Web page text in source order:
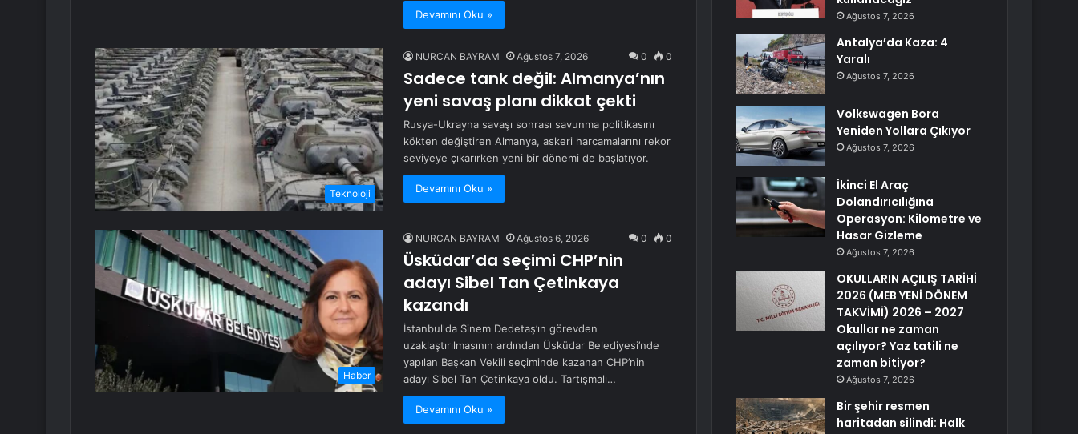
Devamını Oku »
Teknoloji
NURCAN BAYRAM Ağustos 7, 2026 0 0
Sadece tank değil: Almanya’nın
yeni savaş planı dikkat çekti
Rusya-Ukrayna savaşı sonrası savunma politikasını
kökten değiştiren Almanya, askeri harcamalarını rekor
seviyeye çıkarırken yeni bir dönemi de başlatıyor.
Devamını Oku »
Haber
NURCAN BAYRAM Ağustos 6, 2026 0 0
Üsküdar’da seçimi CHP’nin
adayı Sibel Tan Çetinkaya
kazandı
İstanbul'da Sinem Dedetaş’ın görevden
uzaklaştırılmasının ardından Üsküdar Belediyesi’nde
yapılan Başkan Vekili seçiminde kazanan CHP’nin
adayı Sibel Tan Çetinkaya oldu. Tartışmalı…
Devamını Oku »
Ağustos 7, 2026
Antalya’da Kaza: 4
Yaralı
Ağustos 7, 2026
Volkswagen Bora
Yeniden Yollara Çıkıyor
Ağustos 7, 2026
İkinci El Araç
Dolandırıcılığına
Operasyon: Kilometre ve
Hasar Gizleme
Ağustos 7, 2026
OKULLARIN AÇILIŞ TARİHİ
2026 (MEB YENİ DÖNEM
TAKVİMİ) 2026 – 2027
Okullar ne zaman
açılıyor? Yaz tatili ne
zaman bitiyor?
Ağustos 7, 2026
Bir şehir resmen
haritadan silindi: Halk